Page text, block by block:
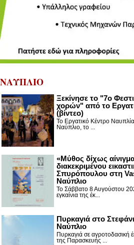
ΝΑΥΠΛΙΟ
Ξεκίνησε το "7ο
χορών" από το
(βίντεο)
Το Εργατικό Κέντρο
Ναύπλιο, το ...
«Μύθος δίχως
διακεκριμένου
Σπυρόπουλου στη
Ναύπλιο
Το Σάββατο 8 Αυγούστου
εγκαίνια της έκ...
Πυρκαγιά στο
Ναύπλιο
Πυρκαγιά σε αγροτοδασική
της Παρασκευής ...